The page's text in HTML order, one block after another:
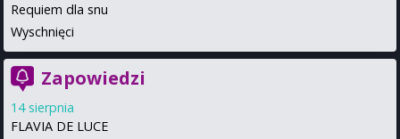
Requiem dla snu
Wyschnięci
Zapowiedzi
14 sierpnia
FLAVIA DE LUCE